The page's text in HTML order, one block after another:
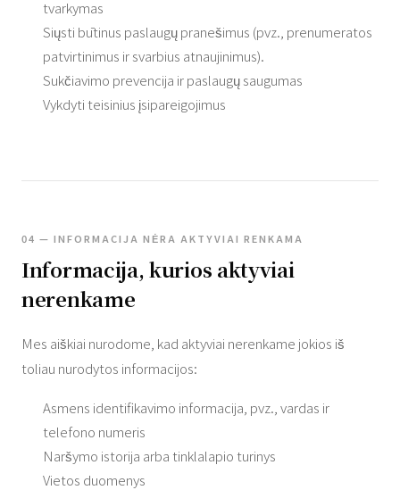
tvarkymas
Siųsti būtinus paslaugų pranešimus (pvz., prenumeratos
patvirtinimus ir svarbius atnaujinimus).
Sukčiavimo prevencija ir paslaugų saugumas
Vykdyti teisinius įsipareigojimus
04 — INFORMACIJA NĖRA AKTYVIAI RENKAMA
Informacija, kurios aktyviai
nerenkame
Mes aiškiai nurodome, kad aktyviai nerenkame jokios iš
toliau nurodytos informacijos:
Asmens identifikavimo informacija, pvz., vardas ir
telefono numeris
Naršymo istorija arba tinklalapio turinys
Vietos duomenys